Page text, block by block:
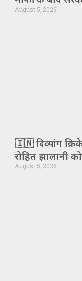
एल्गोरिदम पर कड़े
August 5, 2026
🇮🇳 दिव्यांग
रोहित झालानी
August 5, 2026